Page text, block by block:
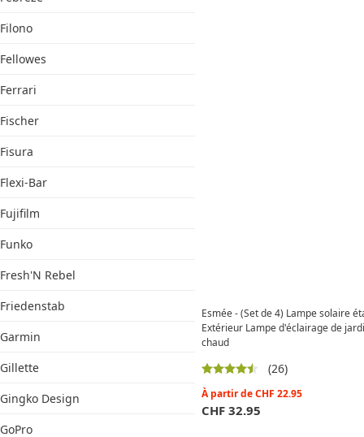
Filono
Fellowes
Ferrari
Fischer
Fisura
Flexi-Bar
Fujifilm
Funko
Fresh'N Rebel
Friedenstab
Garmin
Gillette
Gingko Design
GoPro
Esmée - (Set de 4) Lampe solaire
Extérieur Lampe d'éclairage de
chaud
(26)
À partir deCHF 22.95
CHF 32.95